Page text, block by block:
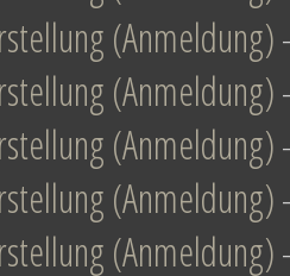
ziehen auf.
noch den
Der Entscheid
vermag auch
wird....
(Anmeldung)
(Anmeldung)
(Anmeldung)
(Anmeldung)
(Anmeldung)